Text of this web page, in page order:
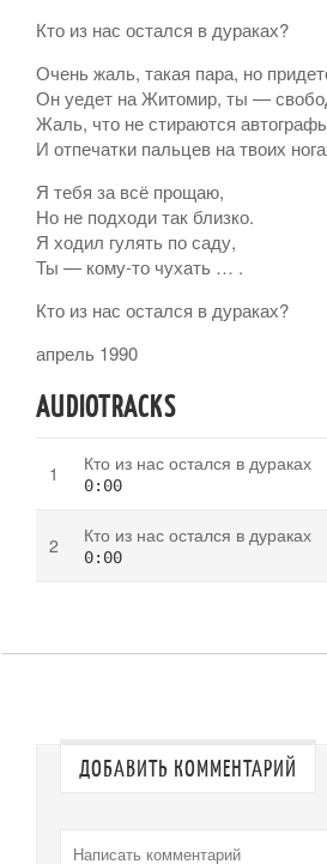
Кто из нас остался в дураках?
Очень жаль, такая пара, но
Он уедет на Житомир, ты —
Жаль, что не стираются
И отпечатки пальцев на твоих
Я тебя за всё прощаю,
Но не подходи так близко.
Я ходил гулять по саду,
Ты — кому-то чухать … .
Кто из нас остался в дураках?
апрель 1990
AUDIOTRACKS
Кто из нас остался в дураках
0:00
Кто из нас остался в дураках
0:00
ДОБАВИТЬ КОММЕНТАРИЙ